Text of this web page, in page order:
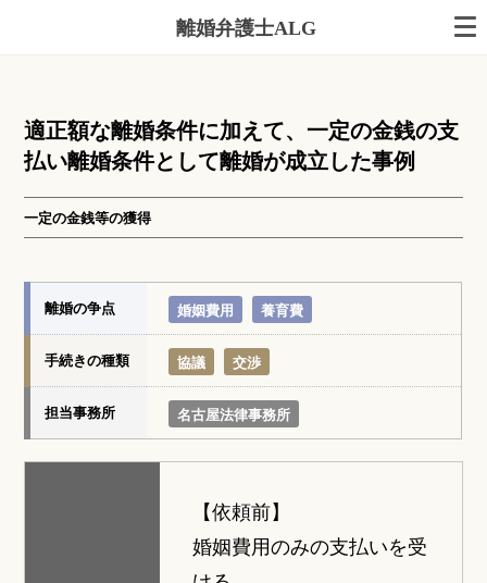
離婚弁護士ALG
適正額な離婚条件に加えて、一定の金銭の支
払い離婚条件として離婚が成立した事例
一定の金銭等の獲得
離婚の争点 婚姻費用 養育費
手続きの種類 協議 交渉
担当事務所 名古屋法律事務所
【依頼前】
婚姻費用のみの支払いを受